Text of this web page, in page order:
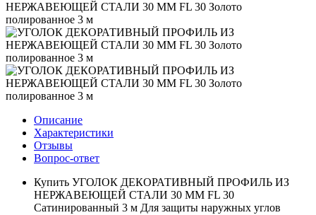
Описание
Характеристики
Отзывы
Вопрос-ответ
Купить УГОЛОК ДЕКОРАТИВНЫЙ ПРОФИЛЬ ИЗ
НЕРЖАВЕЮЩЕЙ СТАЛИ 30 ММ FL 30
Сатинированный 3 м Для защиты наружных углов